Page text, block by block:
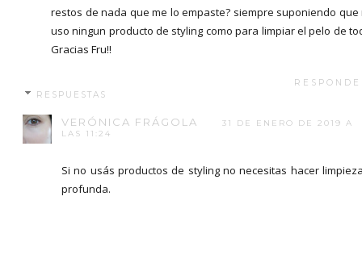
restos de nada que me lo empaste? siempre suponiendo que
uso ningun producto de styling como para limpiar el pelo de
Gracias Fru!!
RESPUESTAS
VERÓNICA FRÁGOLA
31 DE ENERO DE 2019 A
LAS 11:24
Si no usás productos de styling no necesitas hacer
profunda.